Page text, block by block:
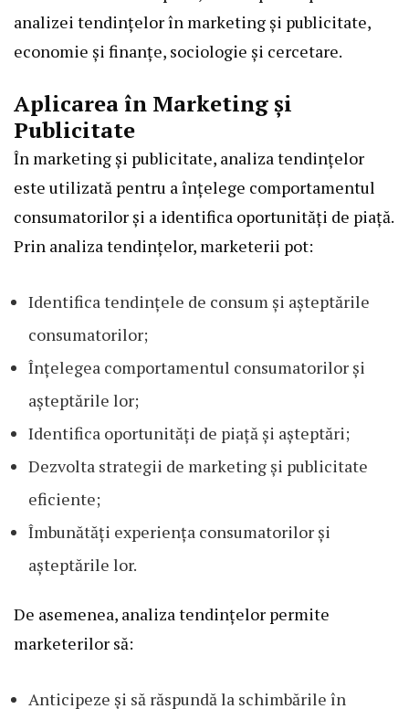
analizei tendințelor în marketing și publicitate,
economie și finanțe, sociologie și cercetare.
Aplicarea în Marketing și
Publicitate
În marketing și publicitate, analiza tendințelor
este utilizată pentru a înțelege comportamentul
consumatorilor și a identifica oportunități de piață.
Prin analiza tendințelor, marketerii pot:
Identifica tendințele de consum și așteptările
consumatorilor;
Înțelegea comportamentul consumatorilor și
așteptările lor;
Identifica oportunități de piață și așteptări;
Dezvolta strategii de marketing și publicitate
eficiente;
Îmbunătăți experiența consumatorilor și
așteptările lor.
De asemenea, analiza tendințelor permite
marketerilor să:
Anticipeze și să răspundă la schimbările în